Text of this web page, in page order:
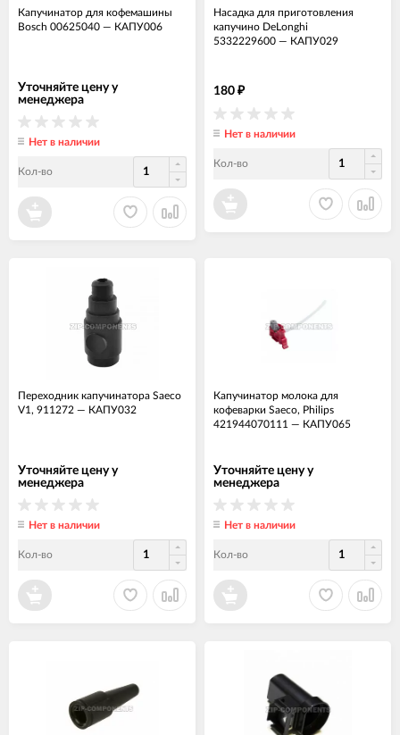
Капучинатор для кофемашины
Bosch 00625040 — КАПУ006
Уточняйте цену у
менеджера
Нет в наличии
Кол-во
Насадка для приготовления
капучино DeLonghi
5332229600 — КАПУ029
180 ₽
Нет в наличии
Кол-во
Переходник капучинатора Saeco
V1, 911272 — КАПУ032
Уточняйте цену у
менеджера
Нет в наличии
Кол-во
Капучинатор молока для
кофеварки Saeco, Philips
421944070111 — КАПУ065
Уточняйте цену у
менеджера
Нет в наличии
Кол-во